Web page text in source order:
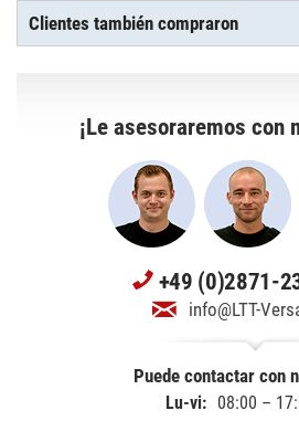
Clientes también compraron
¡Le asesoraremos con
+49 (0)2871-
info@LTT-
Puede contactar con
Lu-vi: 08:00 –